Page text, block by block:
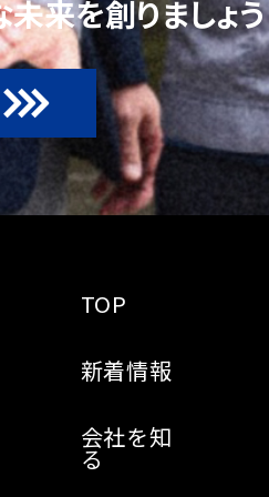
未来を創りましょう
TOP
新着情報
会社を知
る